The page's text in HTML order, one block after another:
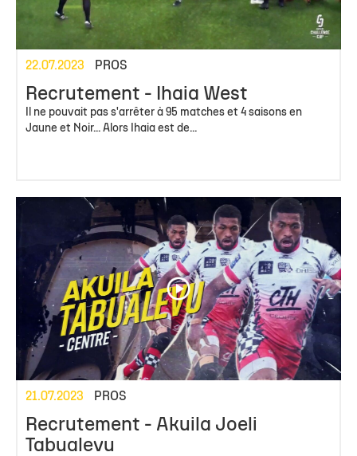
22.07.2023 PROS
Recrutement - Ihaia West
Il ne pouvait pas s'arrêter à 95 matches et 4 saisons en
Jaune et Noir... Alors Ihaia est de...
21.07.2023 PROS
Recrutement - Akuila Joeli
Tabualevu